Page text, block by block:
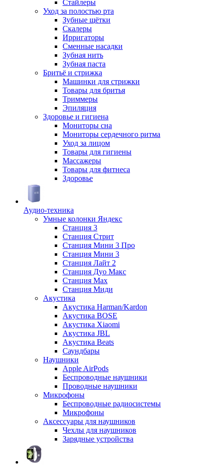
Стайлеры
Уход за полостью рта
Зубные щётки
Скалеры
Ирригаторы
Сменные насадки
Зубная нить
Зубная паста
Бритьё и стрижка
Машинки для стрижки
Товары для бритья
Триммеры
Эпиляция
Здоровье и гигиена
Мониторы сна
Мониторы сердечного ритма
Уход за лицом
Товары для гигиены
Массажеры
Товары для фитнеса
Здоровье
Аудио-техника
Умные колонки Яндекс
Станция 3
Станция Стрит
Станция Мини 3 Про
Станция Мини 3
Станция Лайт 2
Станция Дуо Макс
Станция Max
Станция Миди
Акустика
Акустика Harman/Kardon
Акустика BOSE
Акустика Xiaomi
Акустика JBL
Акустика Beats
Саундбары
Наушники
Apple AirPods
Беспроводные наушники
Проводные наушники
Микрофоны
Беспроводные радиосистемы
Микрофоны
Аксессуары для наушников
Чехлы для наушников
Зарядные устройства